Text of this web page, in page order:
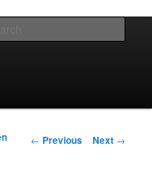
Post navigation
← Previous Next →